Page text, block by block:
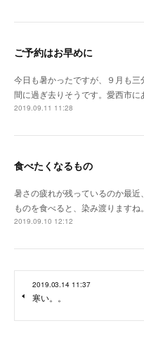
ご予約はお早めに
今日も暑かったですが、９月も
間に過ぎ去りそうです。愛西市
2019.09.11 11:28
食べたくなるもの
暑さの疲れが残っているのか最
ものを食べると、染み渡りますね。
2019.09.10 12:12
2019.03.14 11:37
寒い。。